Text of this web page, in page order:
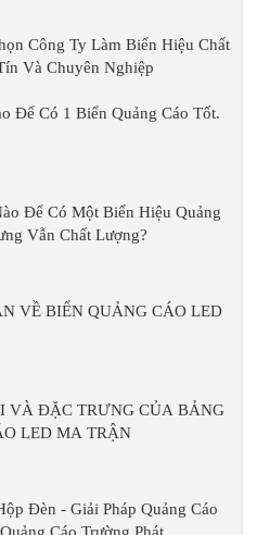
Công Ty Làm Biển Hiệu Chất
Và Chuyên Nghiệp
Để Có 1 Biển Quảng Cáo Tốt.
Để Có Một Biển Hiệu Quảng
Vẫn Chất Lượng?
VỀ BIỂN QUẢNG CÁO LED
VÀ ĐẶC TRƯNG CỦA BẢNG
LED MA TRẬN
Đèn - Giải Pháp Quảng Cáo